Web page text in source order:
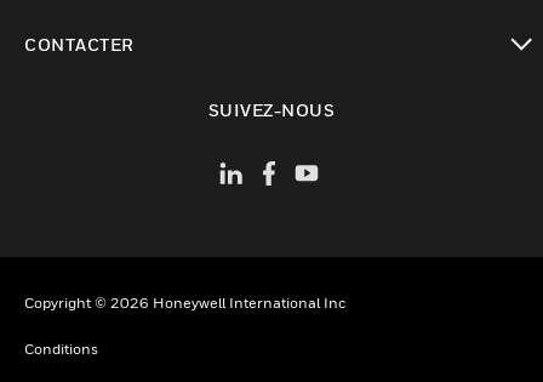
CONTACTER
SUIVEZ-NOUS
Copyright © 2026 Honeywell International Inc
Conditions